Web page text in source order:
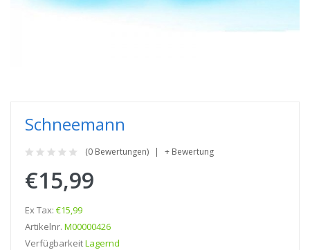
Schneemann
(0 Bewertungen) + Bewertung
€15,99
Ex Tax: €15,99
Artikelnr. M00000426
VerfügbarkeitLagernd